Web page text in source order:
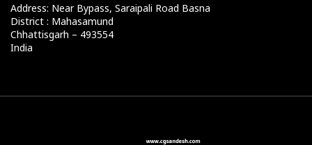
Address: Near Bypass, Saraipali Road Basna
District : Mahasamund
Chhattisgarh – 493554
India